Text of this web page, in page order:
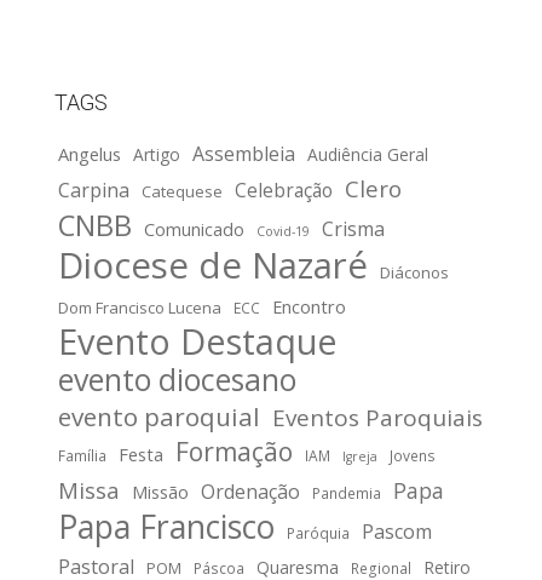
TAGS
Angelus Artigo Assembleia Audiência Geral
Carpina Catequese Celebração Clero
CNBB Comunicado Covid-19 Crisma
Diocese de Nazaré
Diáconos
Dom Francisco Lucena
ECC Encontro
Evento Destaque
evento diocesano
evento paroquial Eventos Paroquiais
Família Festa Formação IAM Igreja Jovens
Missa Missão Ordenação Pandemia Papa
Papa Francisco Paróquia
Pascom
Pastoral
POM Páscoa Quaresma Regional Retiro